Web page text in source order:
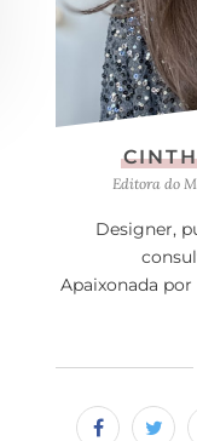
Editora do
Designer,
Apaixonada